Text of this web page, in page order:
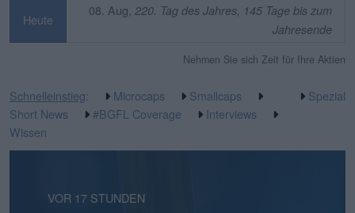
Heute
08. Aug, 220. Tag des Jahres, 145 Tage bis zum
Jahresende
Nehmen Sie sich Zeit für Ihre Aktien
Schnelleinstieg: Microcaps
Smallcaps
Short News
#BGFL Coverage
Interviews
Wissen
Spezial
VOR 13 STUNDEN
VOR 17 STUNDEN
VOR 1 TAG
VOR 1 TAG
VOR 2 TAGEN
VOR 4 TAGEN
VOR 4 TAGEN
VOR 4 TAGEN
VOR 1 WOCHE
VOR 1 WOCHE
VOR 2 WOCHEN
VOR 2 WOCHEN
VOR 2 WOCHEN
VOR 2 WOCHEN
VOR 3 WOCHEN